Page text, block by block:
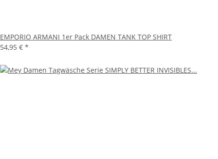
EMPORIO ARMANI 1er Pack DAMEN TANK TOP SHIRT
54,95 € *